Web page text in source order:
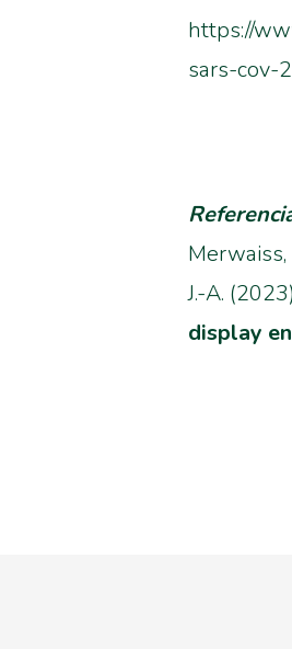
https://
sars-cov-2
Merwaiss,
J.-A.
display